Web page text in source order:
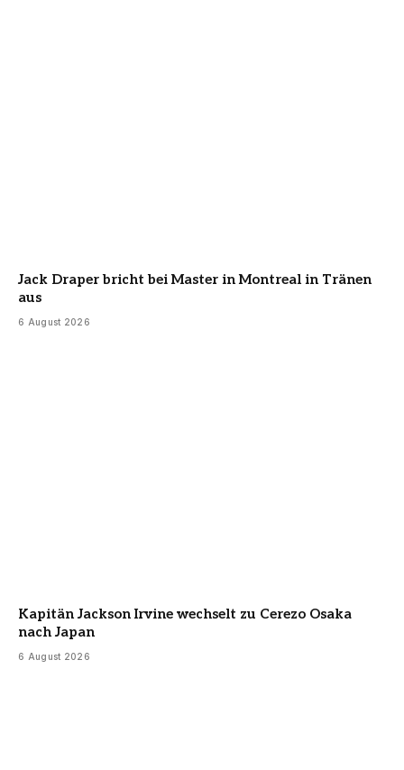
Jack Draper bricht bei Master in Montreal in Tränen
aus
6 August 2026
Kapitän Jackson Irvine wechselt zu Cerezo Osaka
nach Japan
6 August 2026